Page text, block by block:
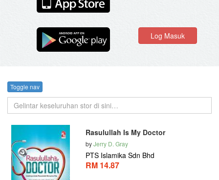
Log Masuk
Toggle nav
Rasulullah Is My Doctor
byJerry D. Gray
PTS Islamika Sdn Bhd
RM 14.87